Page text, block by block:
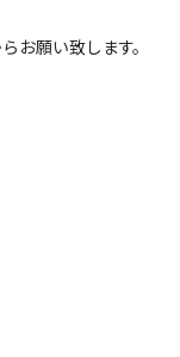
お願い致します。